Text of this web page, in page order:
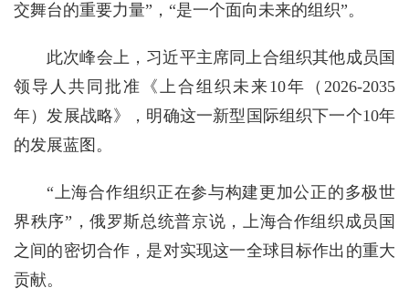
交舞台的重要力量”，“是一个面向未来的组织”。
此次峰会上，习近平主席同上合组织其他成员国
领导人共同批准《上合组织未来10年（2026-2035
年）发展战略》，明确这一新型国际组织下一个10年
的发展蓝图。
“上海合作组织正在参与构建更加公正的多极世
界秩序”，俄罗斯总统普京说，上海合作组织成员国
之间的密切合作，是对实现这一全球目标作出的重大
贡献。